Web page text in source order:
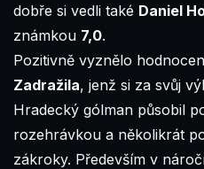
dobře si vedli také Daniel
známkou 7,0.
Pozitivně vyznělo
Zadražila, jenž si za svůj
Hradecký gólman působil
rozehrávkou a několikrát
zákroky. Především v